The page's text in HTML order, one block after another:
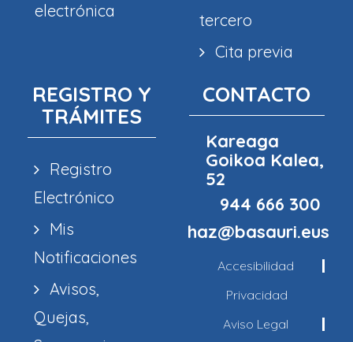
electrónica
tercero
Cita previa
REGISTRO Y
TRÁMITES
Registro
Electrónico
Mis
Notificaciones
Avisos,
Quejas,
CONTACTO
Kareaga
Goikoa Kalea,
52
944 666 300
haz@basauri.eus
Accesibilidad
Privacidad
Aviso Legal